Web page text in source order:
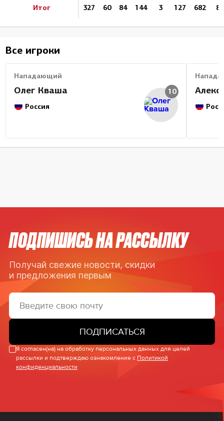
Итог 327 60 84 144 3 127 682
Все игроки
Нападающий
Олег Кваша
Россия
10
ПОДПИШИСЬ НА РАССЫЛКУ
Получай свежие новости, скидки
и предложения первым
ПОДПИСАТЬСЯ
Я согласен(на) на обработку персональных данных для целей
рассылки и подтверждаю ознакомление с Политикой
конфиденциальности